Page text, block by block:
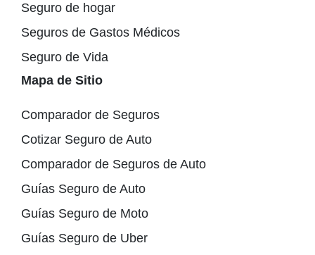
Seguro de hogar
Seguros de Gastos Médicos
Seguro de Vida
Mapa de Sitio
Comparador de Seguros
Cotizar Seguro de Auto
Comparador de Seguros de Auto
Guías Seguro de Auto
Guías Seguro de Moto
Guías Seguro de Uber